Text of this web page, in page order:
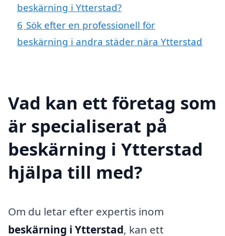
beskärning i Ytterstad?
6 Sök efter en professionell för
beskärning i andra städer nära Ytterstad
Vad kan ett företag som
är specialiserat på
beskärning i Ytterstad
hjälpa till med?
Om du letar efter expertis inom
beskärning i Ytterstad, kan ett